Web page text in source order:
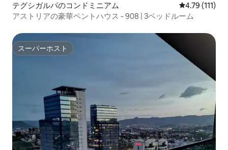
テグシガルパのコンドミニアム レビュー111
4.79 (111)
アストリアの豪華ペントハウス - 908 | 3ベッドルーム
スーパーホスト
スーパーホスト